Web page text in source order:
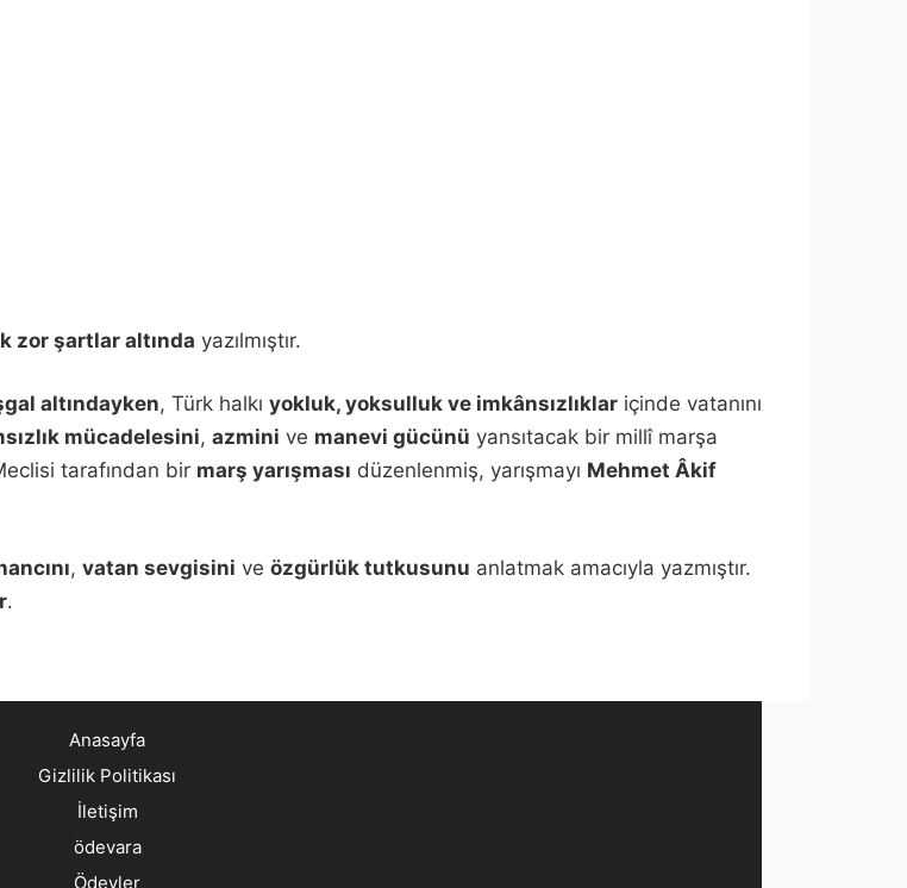
zor şartlar altında yazılmıştır.
altındayken, Türk halkı yokluk, yoksulluk ve imkânsızlıklar içinde vatanını
mücadelesini, azmini ve manevi gücünü yansıtacak bir millî marşa
tarafından bir marş yarışması düzenlenmiş, yarışmayı Mehmet Âkif
, vatan sevgisini ve özgürlük tutkusunu anlatmak amacıyla yazmıştır.
.
Anasayfa
Gizlilik Politikası
İletişim
ödevara
Ödevler